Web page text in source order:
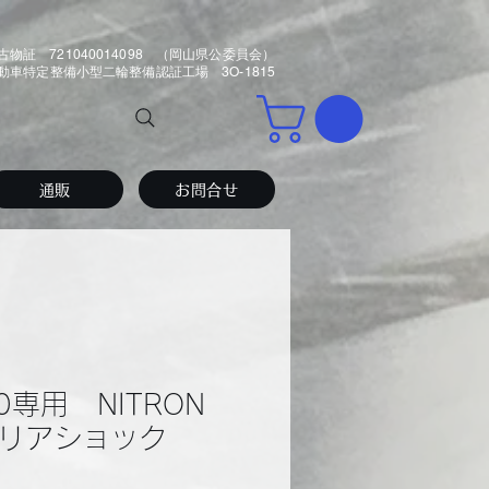
物証 721040014098 （岡山県公委員会）
車特定整備小型二輪整備認証工場 3O-1815
通販 お問合せ
専用 NITRON
アショック